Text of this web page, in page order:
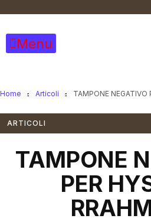
contenuto
Menu
Home Articoli TAMPONE NEGATIVO
ARTICOLI
TAMPONE
PER